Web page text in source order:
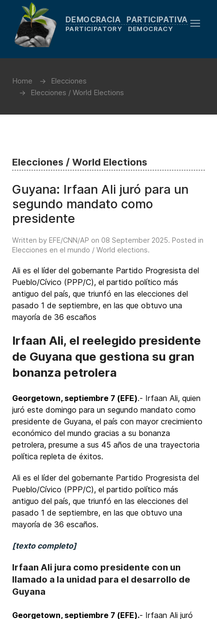
DEMOCRACIA PARTICIPATIVA
PARTICIPATORY DEMOCRACY
Home
Elecciones
Elecciones / World Elections
Elecciones / World Elections
Guyana: Irfaan Ali juró para un
segundo mandato como
presidente
Written by EFE/CNN/AP on 08 September 2025. Posted in
Elecciones en el mundo / World elections.
Ali es el líder del gobernante Partido Progresista del
Pueblo/Cívico (PPP/C), el partido político más
antiguo del país, que triunfó en las elecciones del
pasado 1 de septiembre, en las que obtuvo una
mayoría de 36 escaños
Irfaan Ali, el reelegido presidente
de Guyana que gestiona su gran
bonanza petrolera
Georgetown, septiembre 7 (EFE).- Irfaan Ali, quien
juró este domingo para un segundo mandato como
presidente de Guyana, el país con mayor crecimiento
económico del mundo gracias a su bonanza
petrolera, presume a sus 45 años de una trayectoria
política repleta de éxitos.
Ali es el líder del gobernante Partido Progresista del
Pueblo/Cívico (PPP/C), el partido político más
antiguo del país, que triunfó en las elecciones del
pasado 1 de septiembre, en las que obtuvo una
mayoría de 36 escaños.
[texto completo]
Irfaan Ali jura como presidente con un
llamado a la unidad para el desarrollo de
Guyana
Georgetown, septiembre 7 (EFE).- Irfaan Ali juró